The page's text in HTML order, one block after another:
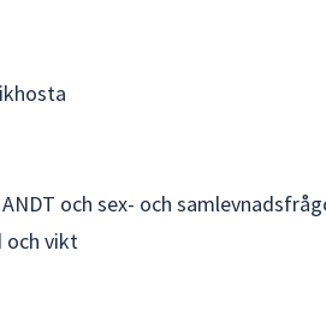
och sex- och
och vikt